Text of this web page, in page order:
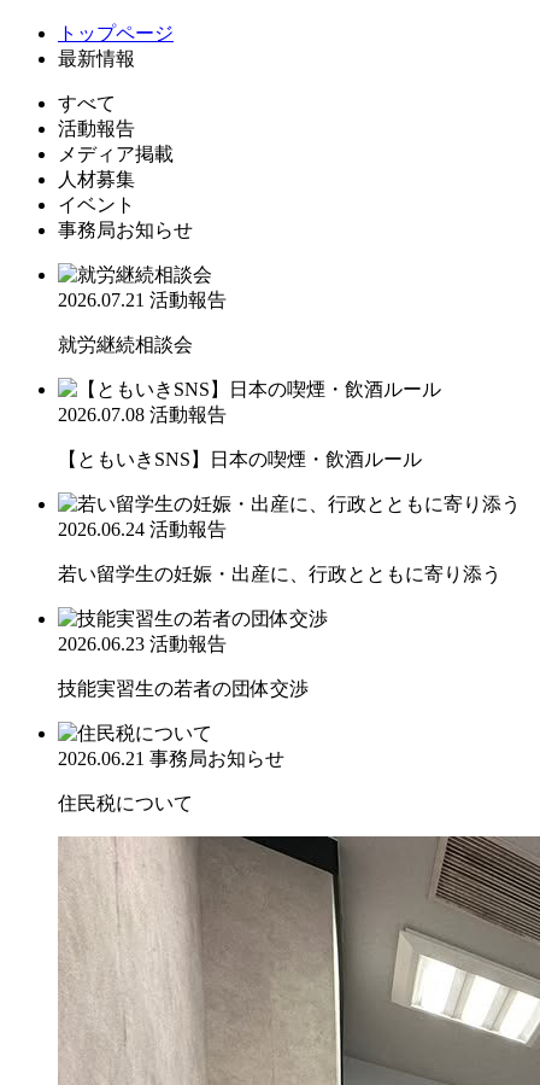
トップページ
最新情報
すべて
活動報告
メディア掲載
人材募集
イベント
事務局お知らせ
2026.07.21 活動報告
就労継続相談会
2026.07.08 活動報告
【ともいきSNS】日本の喫煙・飲酒ルール
2026.06.24 活動報告
若い留学生の妊娠・出産に、行政とともに寄り添う
2026.06.23 活動報告
技能実習生の若者の団体交渉
2026.06.21 事務局お知らせ
住民税について